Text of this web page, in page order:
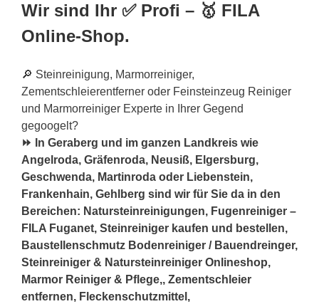
Wir sind Ihr ✅ Profi – 🥇 FILA
Online-Shop.
🔎 Steinreinigung, Marmorreiniger,
Zementschleierentferner oder Feinsteinzeug Reiniger
und Marmorreiniger Experte in Ihrer Gegend
gegoogelt?
⏩ In Geraberg und im ganzen Landkreis wie
Angelroda, Gräfenroda, Neusiß, Elgersburg,
Geschwenda, Martinroda oder Liebenstein,
Frankenhain, Gehlberg sind wir für Sie da in den
Bereichen: Natursteinreinigungen, Fugenreiniger –
FILA Fuganet, Steinreiniger kaufen und bestellen,
Baustellenschmutz Bodenreiniger / Bauendreinger,
Steinreiniger & Natursteinreiniger Onlineshop,
Marmor Reiniger & Pflege,, Zementschleier
entfernen, Fleckenschutzmittel,